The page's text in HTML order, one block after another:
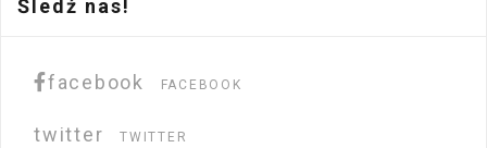
Śledź nas!
facebook FACEBOOK
twitter TWITTER